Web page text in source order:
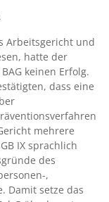
Arbeitsgericht und
hatte der
keinen Erfolg.
dass eine
mehrere
IX sprachlich
des
,
Damit setze das